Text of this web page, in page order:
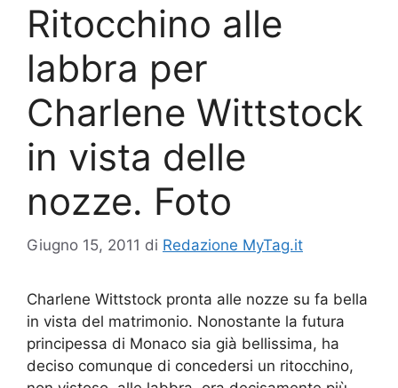
Ritocchino alle
labbra per
Charlene Wittstock
in vista delle
nozze. Foto
Giugno 15, 2011 di Redazione MyTag.it
Charlene Wittstock pronta alle nozze su fa bella
in vista del matrimonio. Nonostante la futura
principessa di Monaco sia già bellissima, ha
deciso comunque di concedersi un ritocchino,